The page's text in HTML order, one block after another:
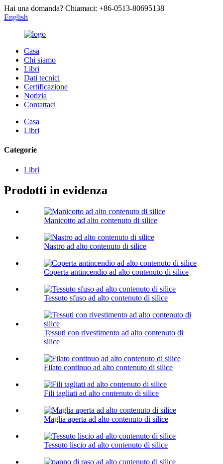
Hai una domanda? Chiamaci: +86-0513-80695138
English
Casa
Chi siamo
Libri
Dati tecnici
Certificazione
Notizia
Contattaci
Casa
Libri
Categorie
Libri
Prodotti in evidenza
Manicotto ad alto contenuto di silice
Nastro ad alto contenuto di silice
Coperta antincendio ad alto contenuto di silice
Tessuto sfuso ad alto contenuto di silice
Tessuti con rivestimento ad alto contenuto di
silice
Filato continuo ad alto contenuto di silice
Fili tagliati ad alto contenuto di silice
Maglia aperta ad alto contenuto di silice
Tessuto liscio ad alto contenuto di silice